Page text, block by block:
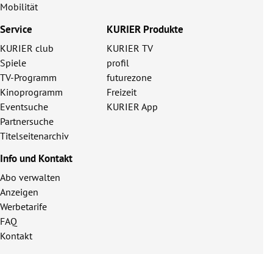
Mobilität
Service
KURIER club
Spiele
TV-Programm
Kinoprogramm
Eventsuche
Partnersuche
Titelseitenarchiv
KURIER Produkte
KURIER TV
profil
futurezone
Freizeit
KURIER App
Info und Kontakt
Abo verwalten
Anzeigen
Werbetarife
FAQ
Kontakt